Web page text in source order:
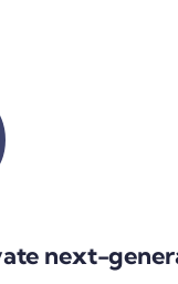
next-